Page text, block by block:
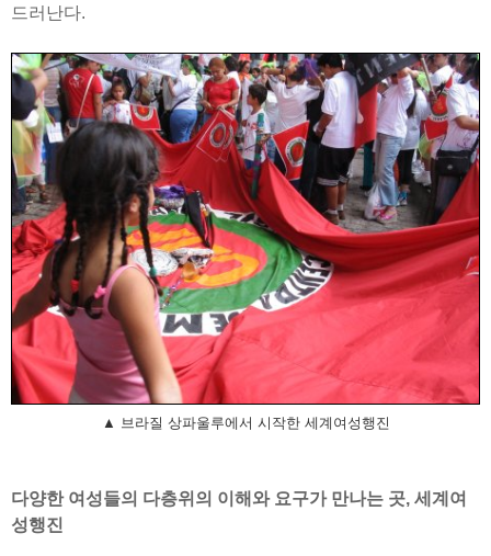
드러난다.
▲ 브라질 상파울루에서 시작한 세계여성행진
다양한 여성들의 다층위의 이해와 요구가 만나는 곳, 세계여
성행진